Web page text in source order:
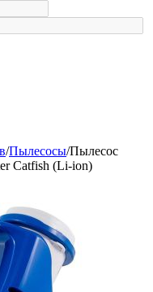
/Пылесосы/Пылесос
Catfish (Li-ion)